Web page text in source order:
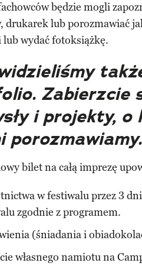
będzie mogli
drukarek lub porozmawiać
wydać fotoksiążkę.
Zabierzcie
i projekty,
porozmawiamy.
bilet na całą imprezę
w festiwalu przez 3
zgodnie z programem.
(śniadania i
własnego namiotu na